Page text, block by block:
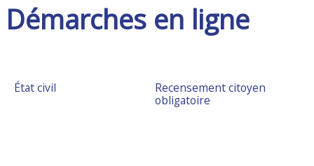
Démarches en ligne
État civil
Recensement citoyen
obligatoire